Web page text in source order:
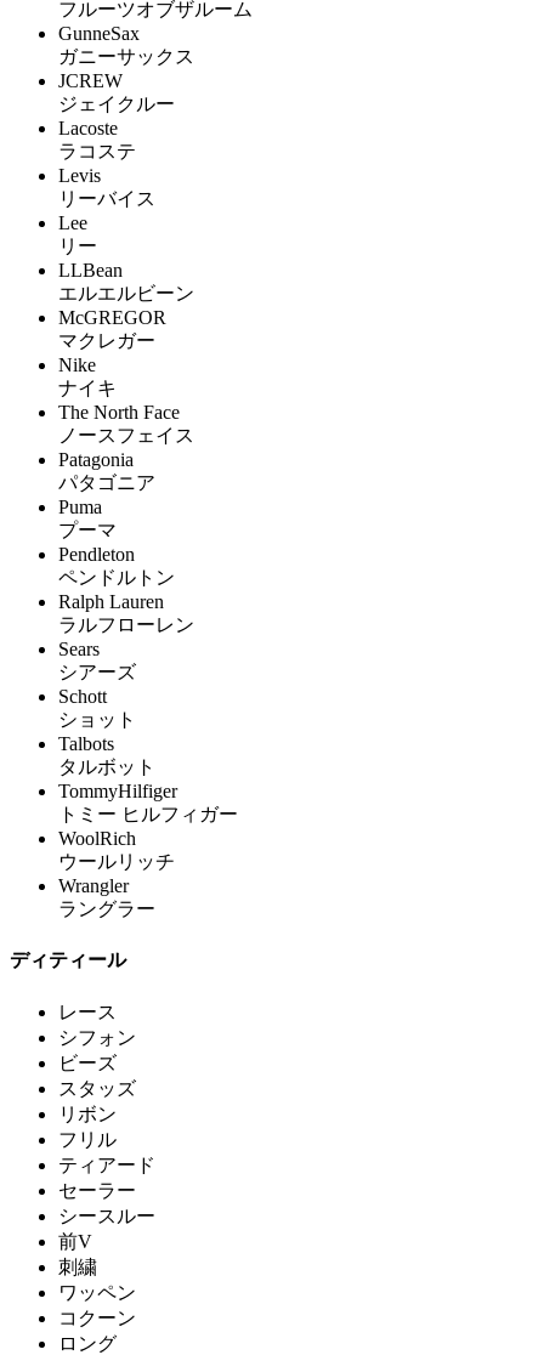
フルーツオブザルーム
GunneSax
ガニーサックス
JCREW
ジェイクルー
Lacoste
ラコステ
Levis
リーバイス
Lee
リー
LLBean
エルエルビーン
McGREGOR
マクレガー
Nike
ナイキ
The North Face
ノースフェイス
Patagonia
パタゴニア
Puma
プーマ
Pendleton
ペンドルトン
Ralph Lauren
ラルフローレン
Sears
シアーズ
Schott
ショット
Talbots
タルボット
TommyHilfiger
トミー ヒルフィガー
WoolRich
ウールリッチ
Wrangler
ラングラー
ディティール
レース
シフォン
ビーズ
スタッズ
リボン
フリル
ティアード
セーラー
シースルー
前V
刺繍
ワッペン
コクーン
ロング